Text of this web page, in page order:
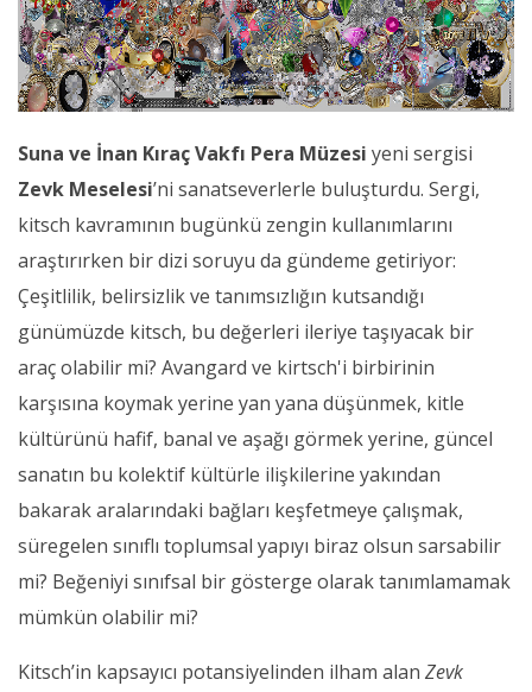
Suna ve İnan Kıraç Vakfı Pera Müzesi yeni sergisi
Zevk Meselesi’ni sanatseverlerle buluşturdu. Sergi,
kitsch kavramının bugünkü zengin kullanımlarını
araştırırken bir dizi soruyu da gündeme getiriyor:
Çeşitlilik, belirsizlik ve tanımsızlığın kutsandığı
günümüzde kitsch, bu değerleri ileriye taşıyacak bir
araç olabilir mi? Avangard ve kirtsch'i birbirinin
karşısına koymak yerine yan yana düşünmek, kitle
kültürünü hafif, banal ve aşağı görmek yerine, güncel
sanatın bu kolektif kültürle ilişkilerine yakından
bakarak aralarındaki bağları keşfetmeye çalışmak,
süregelen sınıflı toplumsal yapıyı biraz olsun sarsabilir
mi? Beğeniyi sınıfsal bir gösterge olarak tanımlamamak
mümkün olabilir mi?
Kitsch’in kapsayıcı potansiyelinden ilham alan Zevk